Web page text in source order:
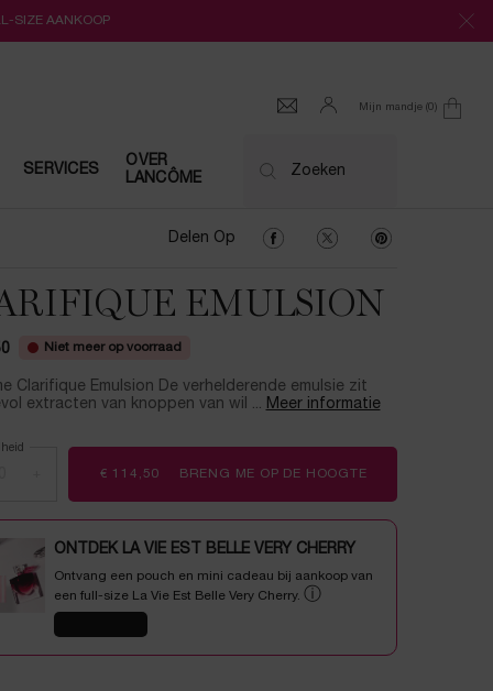
SIZE AANKOOP
Mijn mandje 0
0 product
SERVICES
OVER
LANCÔME
Zoeken
Delen Op Delen Op Facebook
Delen Op Twitter
Delen Op
EMULSION
Niet meer op voorraad
Clarifique Emulsion De verhelderende emulsie zit
extracten van knoppen van wil ...
Meer informatie
€ 114,50 BRENG ME OP DE HOOGTE
ONTDEK LA VIE EST BELLE VERY CHERRY
Ontvang een pouch en mini cadeau bij aankoop van
een full-size La Vie Est Belle Very Cherry. ⓘ